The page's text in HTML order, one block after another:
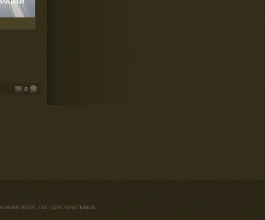
0
зброї, так і для початківців.